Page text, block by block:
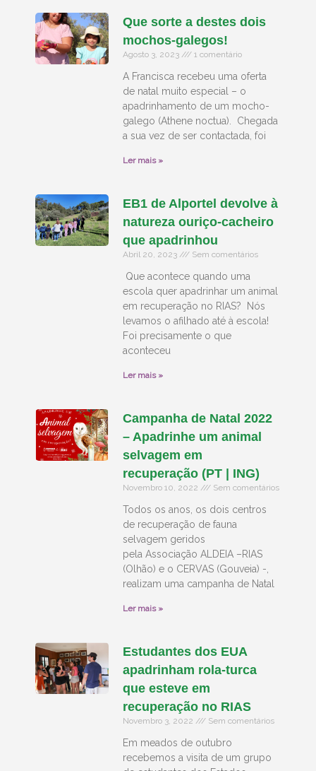
Que sorte a destes dois
mochos-galegos!
Agosto 3, 2023 1 comentário
A Francisca recebeu uma oferta
de natal muito especial – o
apadrinhamento de um mocho-
galego (Athene noctua). Chegada
a sua vez de ser contactada, foi
Ler mais »
EB1 de Alportel devolve à
natureza ouriço-cacheiro
que apadrinhou
Abril 20, 2023 Sem comentários
Que acontece quando uma
escola quer apadrinhar um animal
em recuperação no RIAS? Nós
levamos o afilhado até à escola!
Foi precisamente o que
aconteceu
Ler mais »
Campanha de Natal 2022
– Apadrinhe um animal
selvagem em
recuperação (PT | ING)
Novembro 10, 2022 Sem comentários
Todos os anos, os dois centros
de recuperação de fauna
selvagem geridos
pela Associação ALDEIA –RIAS
(Olhão) e o CERVAS (Gouveia) -,
realizam uma campanha de Natal
Ler mais »
Estudantes dos EUA
apadrinham rola-turca
que esteve em
recuperação no RIAS
Novembro 3, 2022 Sem comentários
Em meados de outubro
recebemos a visita de um grupo